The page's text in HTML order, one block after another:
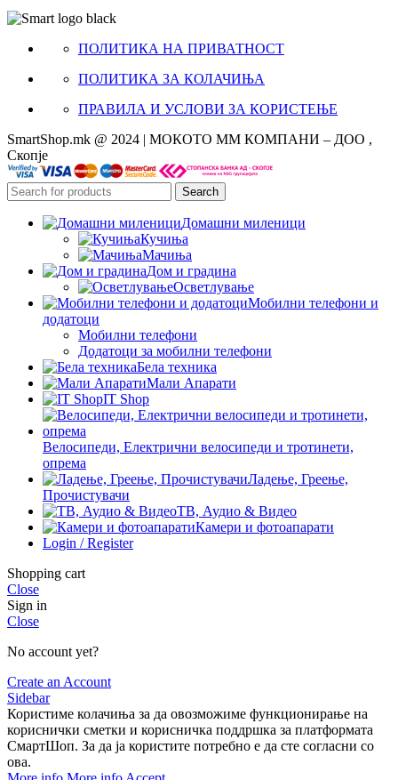
ПОЛИТИКА НА ПРИВАТНОСТ
ПОЛИТИКА ЗА КОЛАЧИЊА
ПРАВИЛА И УСЛОВИ ЗА КОРИСТЕЊЕ
SmartShop.mk @ 2024 | МОКОТО ММ КОМПАНИ – ДОО ,
Скопје
Search
Домашни миленици
Кучиња
Мачиња
Дом и градина
Осветлување
Мобилни телефони и
додатоци
Мобилни телефони
Додатоци за мобилни телефони
Бела техника
Мали Апарати
IT Shop
Велосипеди, Електрични велосипеди и тротинети,
опрема
Ладење, Греење,
Прочистувачи
ТВ, Аудио & Видео
Камери и фотоапарати
Login / Register
Shopping cart
Close
Sign in
Close
No account yet?
Create an Account
Sidebar
Користиме колачиња за да овозможиме функционирање на
кориснички сметки и корисничка поддршка за платформата
СмартШоп. За да ја користите потребно е да сте согласни со
ова.